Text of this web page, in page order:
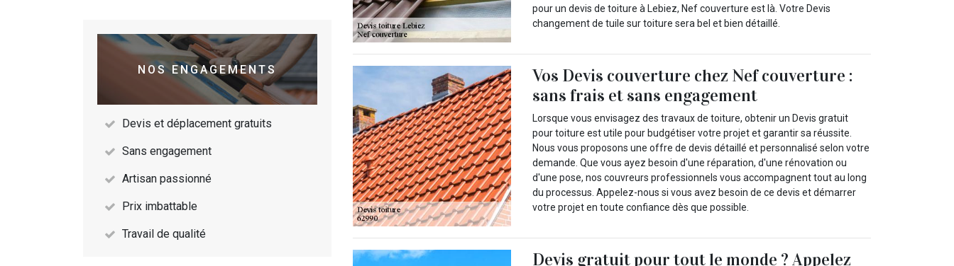
NOS ENGAGEMENTS
Devis et déplacement gratuits
Sans engagement
Artisan passionné
Prix imbattable
Travail de qualité
pour un devis de toiture à Lebiez, Nef couverture est là. Votre Devis
changement de tuile sur toiture sera bel et bien détaillé.
Vos Devis couverture chez Nef couverture :
sans frais et sans engagement
Lorsque vous envisagez des travaux de toiture, obtenir un Devis gratuit
pour toiture est utile pour budgétiser votre projet et garantir sa réussite.
Nous vous proposons une offre de devis détaillé et personnalisé selon votre
demande. Que vous ayez besoin d'une réparation, d'une rénovation ou
d'une pose, nos couvreurs professionnels vous accompagnent tout au long
du processus. Appelez-nous si vous avez besoin de ce devis et démarrer
votre projet en toute confiance dès que possible.
Devis gratuit pour tout le monde ? Appelez